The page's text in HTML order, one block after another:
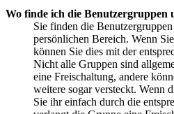
Wo finde ich die Benutzergruppen
Sie finden die
persönlichen Bereich. Wenn
können Sie dies mit der
Nicht alle Gruppen sind
eine Freischaltung, andere
weitere sogar versteckt. Wenn
Sie ihr einfach durch die